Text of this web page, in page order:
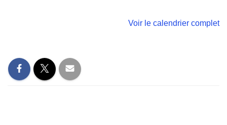
Voir le calendrier complet